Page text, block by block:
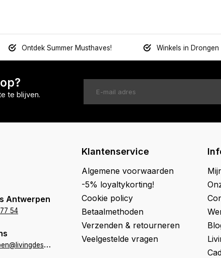
Ontdek Summer Musthaves! Winkels in
te blijven.
Antwerpen
54
a
ntwerpen@livingdesign.be
Klantenservice
Algemene voorwaarden
-5% loyaltykorting!
Cookie policy
Betaalmethoden
Verzenden & retourneren
Veelgestelde vragen